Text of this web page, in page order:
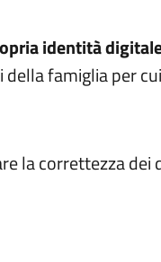
identità
famiglia per
la correttezza